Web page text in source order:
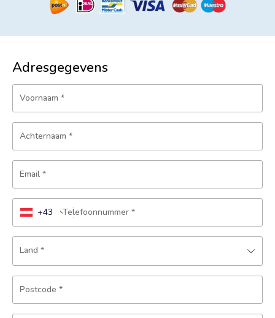
Adresgegevens
Voornaam *
Achternaam *
Email *
Telefoonnummer *
+43
Land *
Postcode *